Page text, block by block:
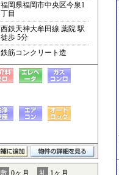
福岡県福岡市中央区今泉1
丁目
西鉄天神大牟田線 薬院 駅
徒歩 5分
鉄筋コンクリート造
敷 0ヶ月 礼 1ヶ月